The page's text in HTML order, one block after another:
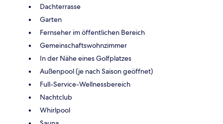
Dachterrasse
Garten
Fernseher im öffentlichen Bereich
Gemeinschaftswohnzimmer
In der Nähe eines Golfplatzes
Außenpool (je nach Saison geöffnet)
Full-Service-Wellnessbereich
Nachtclub
Whirlpool